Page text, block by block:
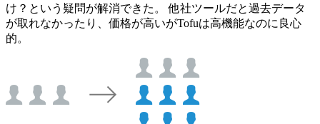
け？という疑問が解消できた。 他社ツールだと過去データ
が取れなかったり、価格が高いがTofuは高機能なのに良心
的。